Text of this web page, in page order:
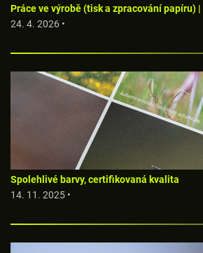
Práce ve výrobě (tisk a zpracování papíru) |
24. 4. 2026 •
Spolehlivé barvy, certifikovaná kvalita
14. 11. 2025 •